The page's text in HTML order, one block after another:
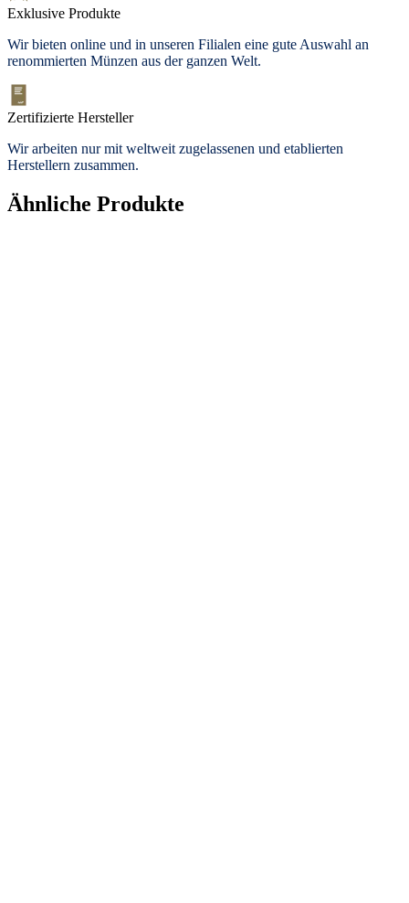
Exklusive Produkte
Wir bieten online und in unseren Filialen eine gute Auswahl an
renommierten Münzen aus der ganzen Welt.
Zertifizierte Hersteller
Wir arbeiten nur mit weltweit zugelassenen und etablierten
Herstellern zusammen.
Ähnliche Produkte